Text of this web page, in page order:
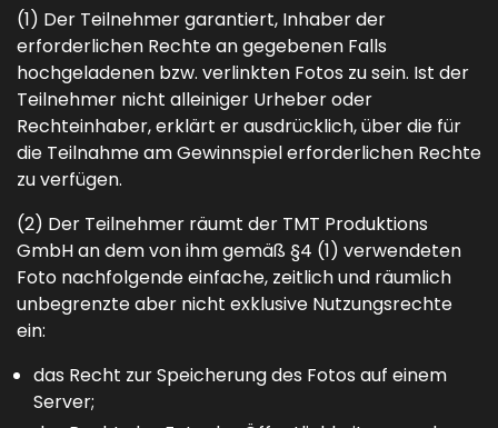
(1) Der Teilnehmer garantiert, Inhaber der
erforderlichen Rechte an gegebenen Falls
hochgeladenen bzw. verlinkten Fotos zu sein. Ist der
Teilnehmer nicht alleiniger Urheber oder
Rechteinhaber, erklärt er ausdrücklich, über die für
die Teilnahme am Gewinnspiel erforderlichen Rechte
zu verfügen.
(2) Der Teilnehmer räumt der TMT Produktions
GmbH an dem von ihm gemäß §4 (1) verwendeten
Foto nachfolgende einfache, zeitlich und räumlich
unbegrenzte aber nicht exklusive Nutzungsrechte
ein:
das Recht zur Speicherung des Fotos auf einem
Server;